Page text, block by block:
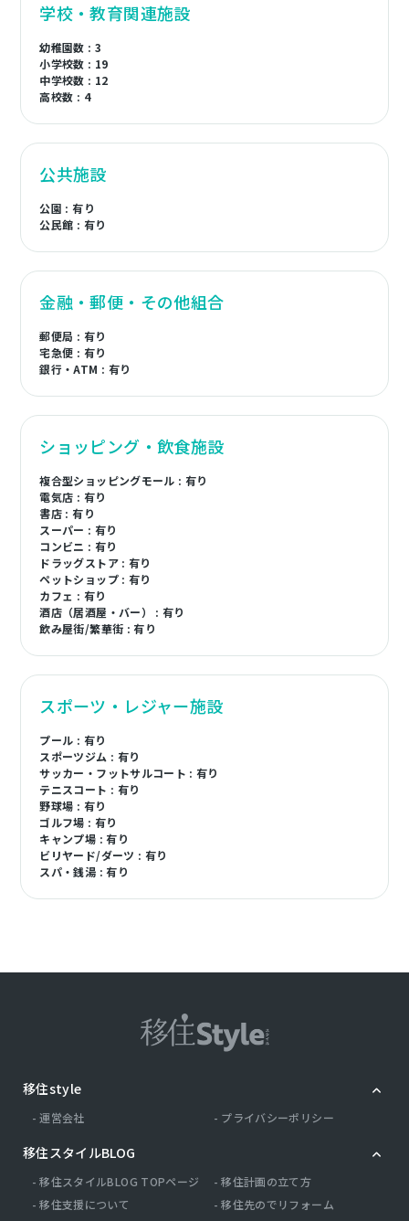
学校・教育関連施設
幼稚園数 : 3
小学校数 : 19
中学校数 : 12
高校数 : 4
公共施設
公園 : 有り
公民館 : 有り
金融・郵便・その他組合
郵便局 : 有り
宅急便 : 有り
銀行・ATM : 有り
ショッピング・飲食施設
複合型ショッピングモール : 有り
電気店 : 有り
書店 : 有り
スーパー : 有り
コンビニ : 有り
ドラッグストア : 有り
ペットショップ : 有り
カフェ : 有り
酒店（居酒屋・バー） : 有り
飲み屋街/繁華街 : 有り
スポーツ・レジャー施設
プール : 有り
スポーツジム : 有り
サッカー・フットサルコート : 有り
テニスコート : 有り
野球場 : 有り
ゴルフ場 : 有り
キャンプ場 : 有り
ビリヤード/ダーツ : 有り
スパ・銭湯 : 有り
移住style
運営会社 プライバシーポリシー
移住スタイルBLOG
移住スタイルBLOG TOPページ
移住計画の立て方
移住支援について
移住先のでリフォーム